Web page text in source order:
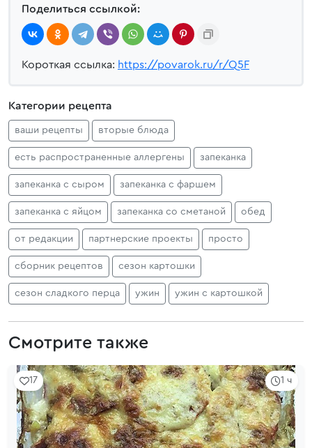
Поделиться ссылкой:
Короткая ссылка: https://povarok.ru/r/Q5F
Категории рецепта
ваши рецепты вторые блюда
есть распространенные аллергены запеканка
запеканка с сыром запеканка с фаршем
запеканка с яйцом запеканка со сметаной обед
от редакции партнерские проекты просто
сборник рецептов сезон картошки
сезон сладкого перца ужин ужин с картошкой
Смотрите также
1 ч
17